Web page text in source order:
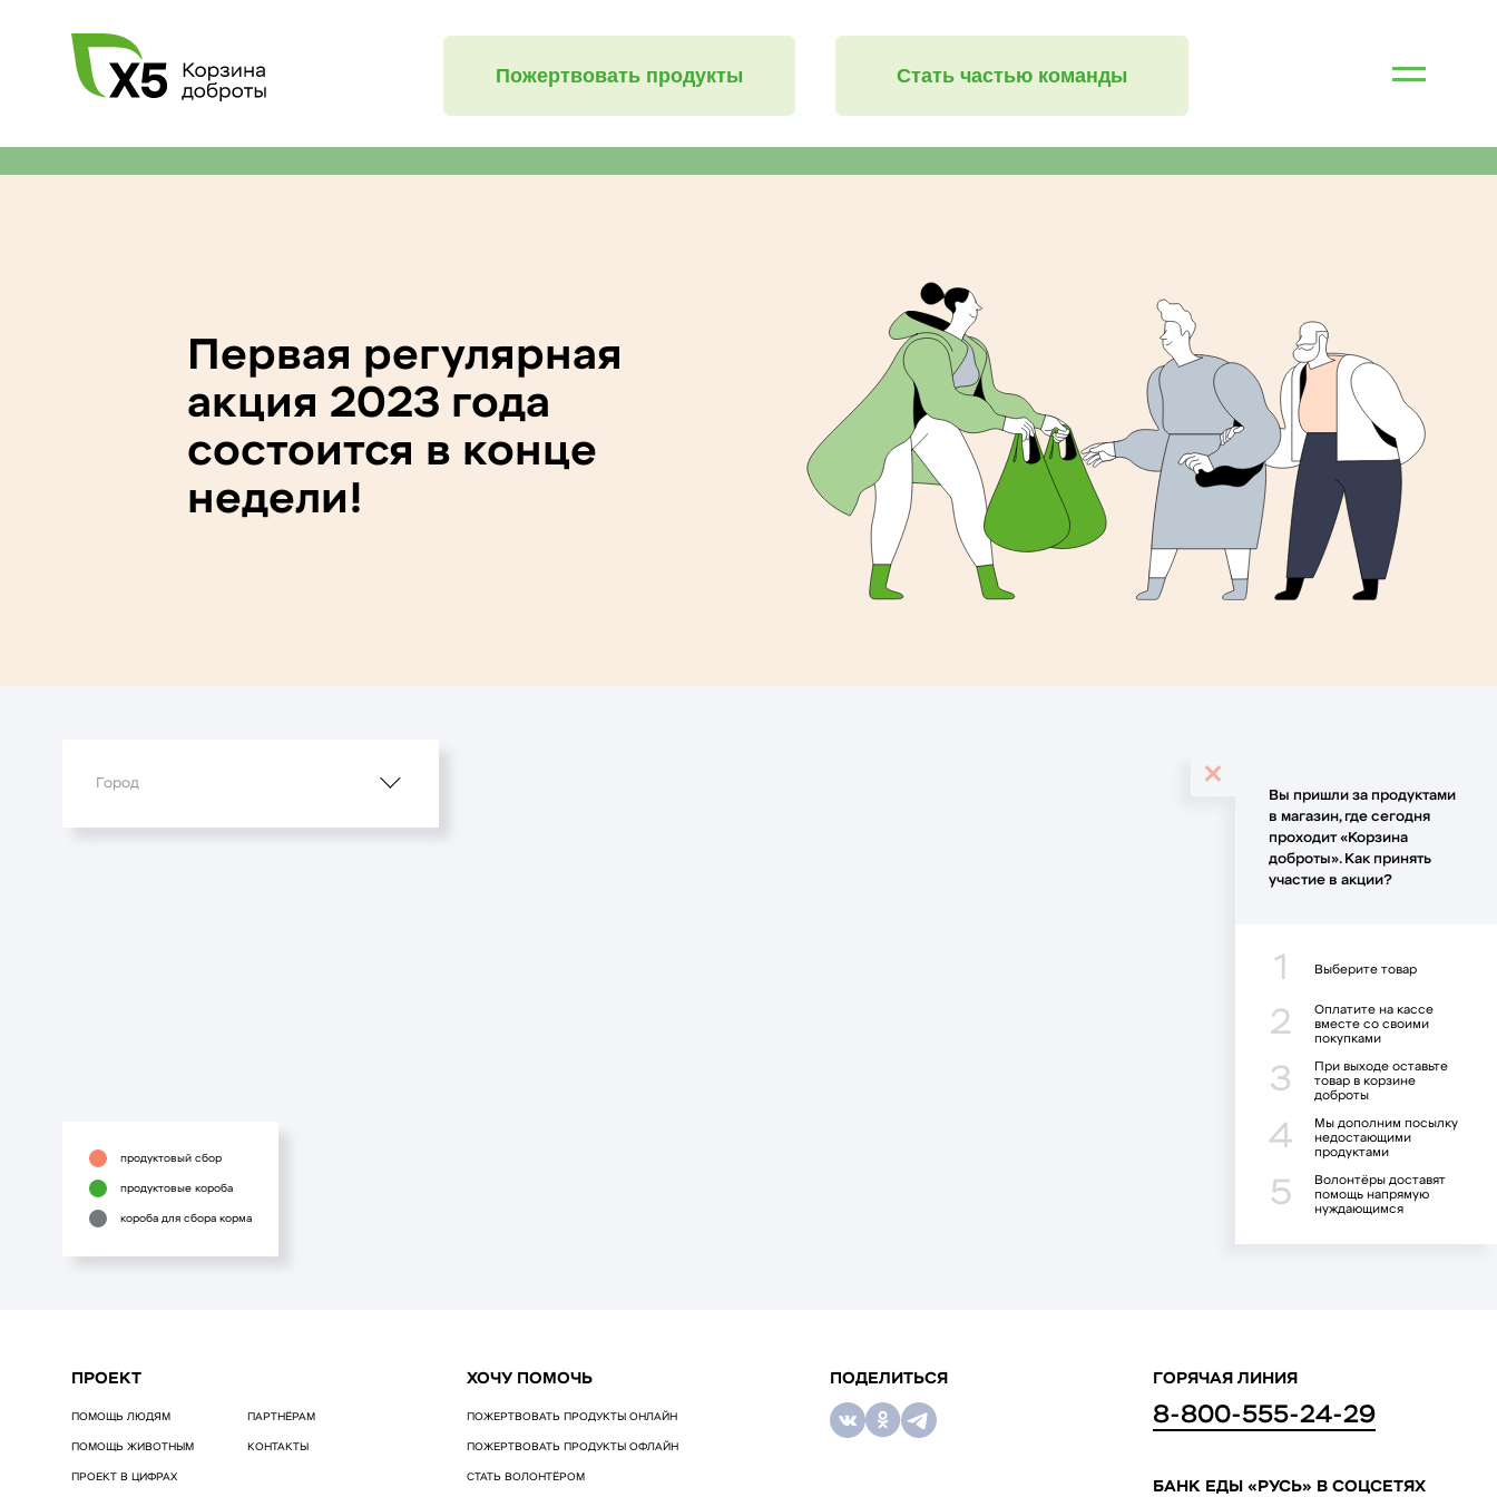
Пожертвовать продукты Стать частью команды
Первая регулярная
акция 2023 года
состоится в конце
недели!
Город
Вы пришли за продуктами
в магазин, где сегодня
проходит «Корзина
доброты». Как принять
участие в акции?
1 Выберите товар
2
Оплатите на кассе
вместе со своими
покупками
3
При выходе оставьте
товар в корзине
доброты
4
Мы дополним посылку
недостающими
продуктами
5
Волонтёры доставят
помощь напрямую
нуждающимся
продуктовый сбор
продуктовые короба
короба для сбора корма
ПРОЕКТ
ПОМОЩЬ ЛЮДЯМ
ПОМОЩЬ ЖИВОТНЫМ
ПРОЕКТ В ЦИФРАХ
ПАРТНЁРАМ
КОНТАКТЫ
ХОЧУ ПОМОЧЬ
ПОЖЕРТВОВАТЬ ПРОДУКТЫ ОНЛАЙН
ПОЖЕРТВОВАТЬ ПРОДУКТЫ ОФЛАЙН
СТАТЬ ВОЛОНТЁРОМ
ПОДЕЛИТЬСЯ ГОРЯЧАЯ ЛИНИЯ
8-800-555-24-29
БАНК ЕДЫ «РУСЬ» В СОЦСЕТЯХ